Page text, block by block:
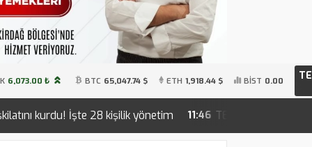
6,073.00 ₺ BTC 65,047.74 $ ETH 1,918.44 $ BİST 0.00
yönetim 11:46 TEKİRDAĞ SAHİLLERİNDE YENİ NESİL